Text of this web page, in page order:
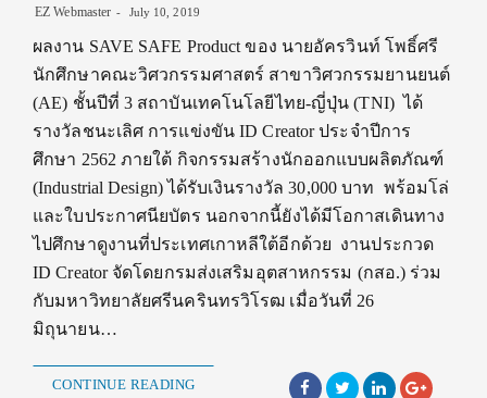
EZ Webmaster July 10, 2019
ผลงาน SAVE SAFE Product ของ นายอัครวินท์ โพธิ์ศรี
นักศึกษาคณะวิศวกรรมศาสตร์ สาขาวิศวกรรมยานยนต์
(AE) ชั้นปีที่ 3 สถาบันเทคโนโลยีไทย-ญี่ปุ่น (TNI) ได้
รางวัลชนะเลิศ การแข่งขัน ID Creator ประจำปีการ
ศึกษา 2562 ภายใต้ กิจกรรมสร้างนักออกแบบผลิตภัณฑ์
(Industrial Design) ได้รับเงินรางวัล 30,000 บาท พร้อมโล่
และใบประกาศนียบัตร นอกจากนี้ยังได้มีโอกาสเดินทาง
ไปศึกษาดูงานที่ประเทศเกาหลีใต้อีกด้วย งานประกวด
ID Creator จัดโดยกรมส่งเสริมอุตสาหกรรม (กสอ.) ร่วม
กับมหาวิทยาลัยศรีนครินทรวิโรฒ เมื่อวันที่ 26
มิถุนายน…
CONTINUE READING